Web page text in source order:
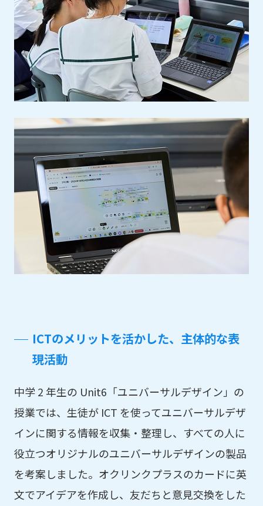
ICTのメリットを活かした、主体的な表
現活動
中学 2 年生の Unit6「ユニバーサルデザイン」の
授業では、生徒が ICT を使ってユニバーサルデザ
インに関する情報を収集・整理し、すべての人に
役立つオリジナルのユニバーサルデザインの製品
を考案しました。オクリンクプラスのカードに英
文でアイデアを作成し、友だちと意見交換をした